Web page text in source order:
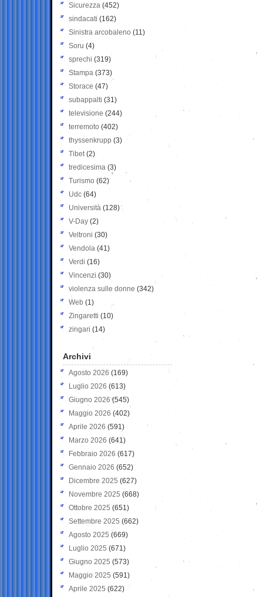
Sicurezza (452)
sindacati (162)
Sinistra arcobaleno (11)
Soru (4)
sprechi (319)
Stampa (373)
Storace (47)
subappalti (31)
televisione(244)
terremoto (402)
thyssenkrupp (3)
Tibet(2)
tredicesima (3)
Turismo (62)
Udc (64)
Università (128)
V-Day (2)
Veltroni (30)
Vendola (41)
Verdi (16)
Vincenzi (30)
violenza sulle donne (342)
Web (1)
Zingaretti (10)
zingari (14)
Archivi
Agosto 2026 (169)
Luglio 2026 (613)
Giugno 2026 (545)
Maggio 2026 (402)
Aprile 2026 (591)
Marzo 2026 (641)
Febbraio 2026 (617)
Gennaio 2026 (652)
Dicembre 2025 (627)
Novembre 2025 (668)
Ottobre 2025 (651)
Settembre 2025 (662)
Agosto 2025 (669)
Luglio 2025 (671)
Giugno 2025 (573)
Maggio 2025 (591)
Aprile 2025 (622)